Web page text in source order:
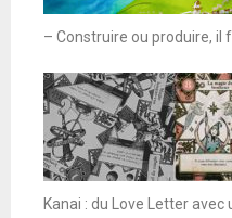
– Construire ou produire, il
Kanai : du Love Letter